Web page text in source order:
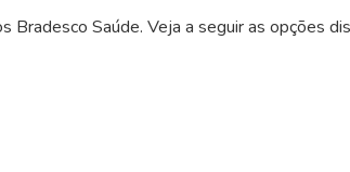
Bradesco Saúde. Veja a seguir as opções